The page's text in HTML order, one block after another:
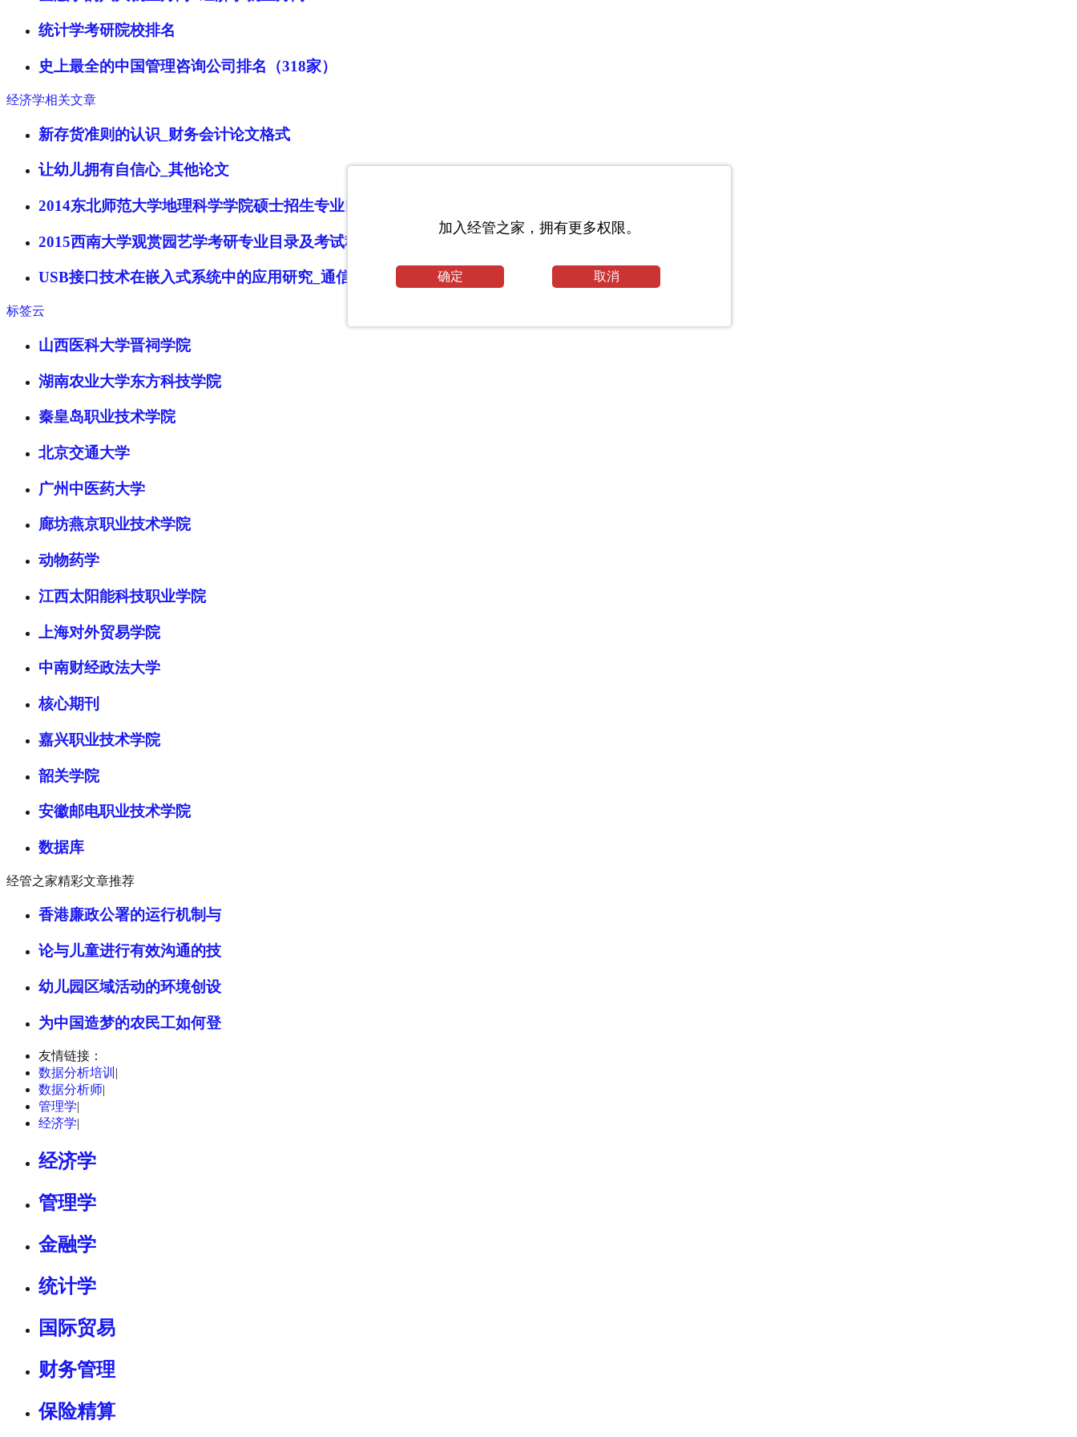
统计学考研院校排名
史上最全的中国管理咨询公司排名（318家）
经济学相关文章
新存货准则的认识_财务会计论文格式
让幼儿拥有自信心_其他论文
2014东北师范大学地理科学学院硕士招生专业目录_东北师范大学考研网
2015西南大学观赏园艺学考研专业目录及考试科目_西南大学考研网
USB接口技术在嵌入式系统中的应用研究_通信工程毕业论文
标签云
山西医科大学晋祠学院
湖南农业大学东方科技学院
秦皇岛职业技术学院
北京交通大学
广州中医药大学
廊坊燕京职业技术学院
动物药学
江西太阳能科技职业学院
上海对外贸易学院
中南财经政法大学
核心期刊
嘉兴职业技术学院
韶关学院
安徽邮电职业技术学院
数据库
经管之家精彩文章推荐
香港廉政公署的运行机制与
论与儿童进行有效沟通的技
幼儿园区域活动的环境创设
为中国造梦的农民工如何登
友情链接：
数据分析培训 |
数据分析师|
管理学|
经济学|
经济学
管理学
金融学
统计学
国际贸易
财务管理
保险精算
加入经管之家，拥有更多权限。
确定 取消